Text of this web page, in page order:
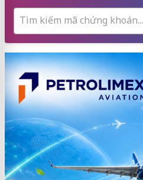
Tìm kiếm mã chứng khoán...